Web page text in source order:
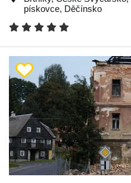
pískovce, Děčínsko